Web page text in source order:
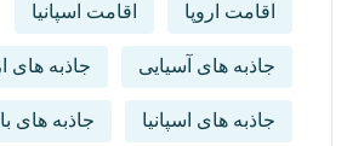
اقامت اروپا اقامت اسپانیا
جاذبه های آسیایی جاذبه های
جاذبه های اسپانیا جاذبه های